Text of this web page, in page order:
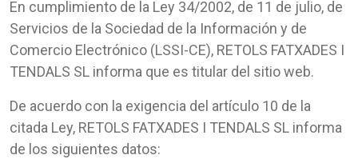
En cumplimiento de la Ley 34/2002, de 11 de julio, de
Servicios de la Sociedad de la Información y de
Comercio Electrónico (LSSI-CE), RETOLS FATXADES I
TENDALS SL informa que es titular del sitio web.
De acuerdo con la exigencia del artículo 10 de la
citada Ley, RETOLS FATXADES I TENDALS SL informa
de los siguientes datos: